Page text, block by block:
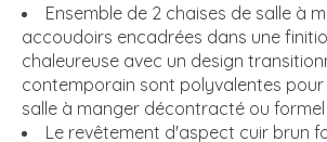
Ensemble de 2 chaises de salle à
accoudoirs encadrées dans une
chaleureuse avec un design
contemporain sont polyvalentes
salle à manger décontracté ou formel
Le revêtement d'aspect cuir brun